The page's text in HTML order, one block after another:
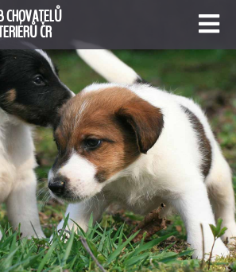
CHOVATELŮ
ČR